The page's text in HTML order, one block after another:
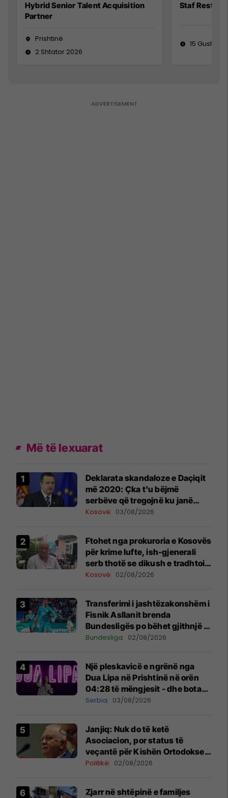
Hybrid Senior Talent Acquisition
Partner
Prishtinë
2 Shtator 2026
Staf
15 Gusht
Më të lexuarat
​Deklarata skandaloze e Daçiqit
më 2020: Çka t'u bëjmë
serbëve që tregojnë ku janë
varrosur shqiptarët në Serbi
Kosovë 03/08/2026
Ftohet nga prokuroria e Kosovës
për krime lufte, ish-gjenerali
serb thotë se dikush e tradhtoi
në Beograd
Kosovë 02/08/2026
Transferimi i jashtëzakonshëm i
Fisnik Asllanit brenda
Bundesligës po bëhet gjithnjë e
më konkret - detajet e fundit
Bundesliga 02/08/2026
Një pleskavicë e ngrënë nga
Dua Lipa në Prishtinë në orën
04:28 të mëngjesit - dhe bota
digjitale serbe shpall gjendjen e
Serbia 03/08/2026
Janjiq: Nuk do të ketë
Asociacion, por status të
veçantë për Kishën Ortodokse
Serbe në Kosovë
Politikë 02/08/2026
Zjarr në shtëpinë e familjes